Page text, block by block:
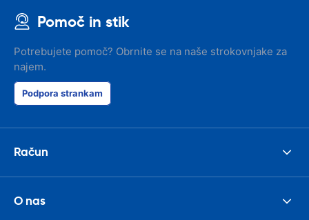
Pomoč in stik
Potrebujete pomoč? Obrnite se na naše strokovnjake za
najem.
Podpora strankam
Račun
O nas